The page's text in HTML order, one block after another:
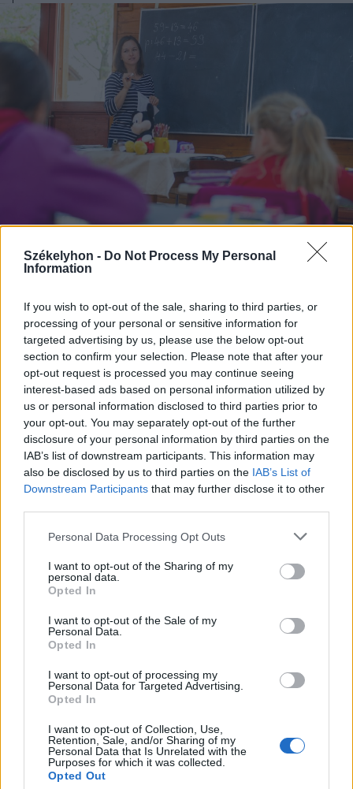
Székelyhon - Do Not Process My Personal
Information
If you wish to opt-out of the sale, sharing to third parties, or
processing of your personal or sensitive information for
targeted advertising by us, please use the below opt-out
section to confirm your selection. Please note that after your
opt-out request is processed you may continue seeing
interest-based ads based on personal information utilized by
us or personal information disclosed to third parties prior to
your opt-out. You may separately opt-out of the further
disclosure of your personal information by third parties on the
IAB’s list of downstream participants. This information may
also be disclosed by us to third parties on the IAB’s List of
Downstream Participants that may further disclose it to other
Personal Data Processing Opt Outs
I want to opt-out of the Sharing of my
personal data.
Opted In
I want to opt-out of the Sale of my
Personal Data.
Opted In
I want to opt-out of processing my
Personal Data for Targeted Advertising.
Opted In
I want to opt-out of Collection, Use,
Retention, Sale, and/or Sharing of my
Personal Data that Is Unrelated with the
Purposes for which it was collected.
Opted Out
2023. május 02., kedd
rendes tanári állásokra kiírt
versenyvizsgára
2023. május 02., kedd
Itt a majálisos hosszú hétvége
mérlege: 15,8 millió lejnyi bírságot
osztottak ki a rendőrök